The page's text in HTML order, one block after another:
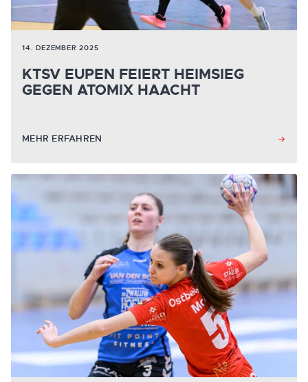
14. DEZEMBER 2025
KTSV EUPEN FEIERT HEIMSIEG
GEGEN ATOMIX HAACHT
MEHR ERFAHREN